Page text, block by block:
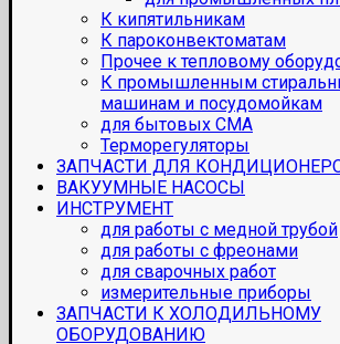
К кипятильникам
К пароконвектоматам
Прочее к тепловому
К промышленным
машинам и посудомойкам
для бытовых СМА
Терморегуляторы
ЗАПЧАСТИ ДЛЯ
ВАКУУМНЫЕ НАСОСЫ
ИНСТРУМЕНТ
для работы с медной трубой
для работы с фреонами
для сварочных работ
измерительные приборы
ЗАПЧАСТИ К ХОЛОДИЛЬНОМУ
ОБОРУДОВАНИЮ